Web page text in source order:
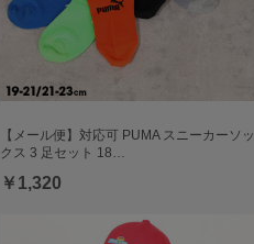
【メール便】対応可 PUMA スニーカーソッ
クス 3 足セット 18…
￥1,320